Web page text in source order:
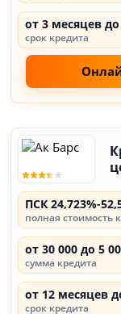
от 3 месяцев
срок кредита
ПСК 24,723%-
полная стоимость
от 30 000 до 5
сумма кредита
от 12 месяцев
срок кредита